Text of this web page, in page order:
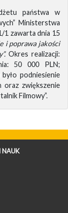
państwa w
Ministerstwa
1 zawarta dnia 15
i poprawa jakości
Okres realizacji:
50 000 PLN;
podniesienie
oraz zwiększenie
Filmowy”.
NAUK